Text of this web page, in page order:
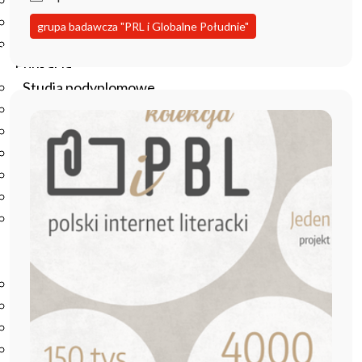
Repozytorium RCIN
Otwarta nauka
Edukacja
Studia podyplomowe
Szkolenia
Szkoła Doktorska Anthropos
Erasmus
Olimpiada Literatury i Języka Polskiego
Olimpiada Literatury i Języka Polskiego dla Szkół
Podstawowych
Biblioteka
O bibliotece
Godziny otwarcia
Katalog
Nowości
grupa badawcza "PRL i Globalne Południe"